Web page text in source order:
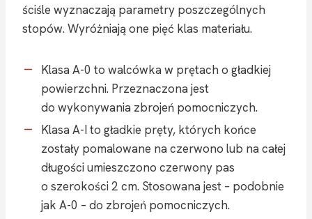
ściśle wyznaczają parametry poszczególnych
stopów. Wyróżniają one pięć klas materiału.
Klasa A-0 to walcówka w prętach o gładkiej
powierzchni. Przeznaczona jest
do wykonywania zbrojeń pomocniczych.
Klasa A-I to gładkie pręty, których końce
zostały pomalowane na czerwono lub na całej
długości umieszczono czerwony pas
o szerokości 2 cm. Stosowana jest – podobnie
jak A-0 – do zbrojeń pomocniczych.